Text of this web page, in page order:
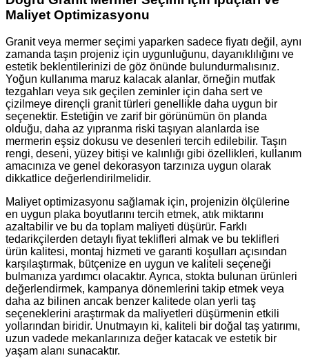
Maliyet Optimizasyonu
Granit veya mermer seçimi yaparken sadece fiyatı değil, aynı
zamanda taşın projeniz için uygunluğunu, dayanıklılığını ve
estetik beklentilerinizi de göz önünde bulundurmalısınız.
Yoğun kullanıma maruz kalacak alanlar, örneğin mutfak
tezgahları veya sık geçilen zeminler için daha sert ve
çizilmeye dirençli granit türleri genellikle daha uygun bir
seçenektir. Estetiğin ve zarif bir görünümün ön planda
olduğu, daha az yıpranma riski taşıyan alanlarda ise
mermerin eşsiz dokusu ve desenleri tercih edilebilir. Taşın
rengi, deseni, yüzey bitişi ve kalınlığı gibi özellikleri, kullanım
amacınıza ve genel dekorasyon tarzınıza uygun olarak
dikkatlice değerlendirilmelidir.
Maliyet optimizasyonu sağlamak için, projenizin ölçülerine
en uygun plaka boyutlarını tercih etmek, atık miktarını
azaltabilir ve bu da toplam maliyeti düşürür. Farklı
tedarikçilerden detaylı fiyat teklifleri almak ve bu teklifleri
ürün kalitesi, montaj hizmeti ve garanti koşulları açısından
karşılaştırmak, bütçenize en uygun ve kaliteli seçeneği
bulmanıza yardımcı olacaktır. Ayrıca, stokta bulunan ürünleri
değerlendirmek, kampanya dönemlerini takip etmek veya
daha az bilinen ancak benzer kalitede olan yerli taş
seçeneklerini araştırmak da maliyetleri düşürmenin etkili
yollarından biridir. Unutmayın ki, kaliteli bir doğal taş yatırımı,
uzun vadede mekanlarınıza değer katacak ve estetik bir
yaşam alanı sunacaktır.